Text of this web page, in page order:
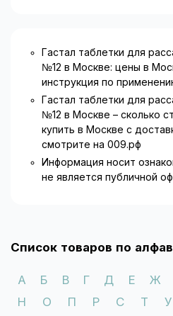
Гастал таблетки для
№12 в Москве: цены в
инструкция по
Гастал таблетки для
№12 в Москве – сколько
купить в Москве с
смотрите на 009.рф
Информация носит
не является публичной
Список товаров по
А Б В Г Д Е Ж
Н
О П Р С Т У